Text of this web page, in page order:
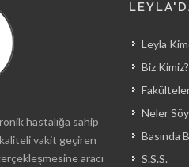
hastalığa sahip
vakit geçiren
aracı
Leyla
Biz Kimiz?
Neler
Basında
S.S.S.